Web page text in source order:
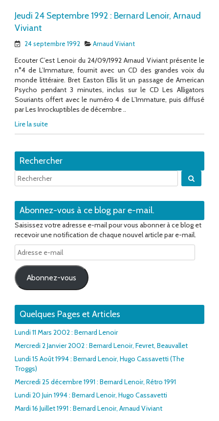
Jeudi 24 Septembre 1992 : Bernard Lenoir, Arnaud
Viviant
24 septembre 1992 Arnaud Viviant
Ecouter C’est Lenoir du 24/09/1992 Arnaud Viviant présente le
n°4 de L’Immature, fournit avec un CD des grandes voix du
monde littéraire. Bret Easton Ellis lit un passage de American
Psycho pendant 3 minutes, inclus sur le CD Les Alligators
Souriants offert avec le numéro 4 de L’Immature, puis diffusé
par Les Inrockuptibles de décembre ..
Lire la suite
Rechercher
Abonnez-vous à ce blog par e-mail.
Saisissez votre adresse e-mail pour vous abonner à ce blog et
recevoir une notification de chaque nouvel article par e-mail.
Adresse
e-
mail
Abonnez-vous
Quelques Pages et Articles
Lundi 11 Mars 2002 : Bernard Lenoir
Mercredi 2 Janvier 2002 : Bernard Lenoir, Fevret, Beauvallet
Lundi 15 Août 1994 : Bernard Lenoir, Hugo Cassavetti (The
Troggs)
Mercredi 25 décembre 1991 : Bernard Lenoir, Rétro 1991
Lundi 20 Juin 1994 : Bernard Lenoir, Hugo Cassavetti
Mardi 16 Juillet 1991 : Bernard Lenoir, Arnaud Viviant